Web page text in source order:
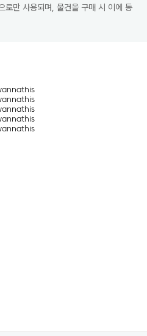
만 사용되며, 물건을 구매 시 이에 동